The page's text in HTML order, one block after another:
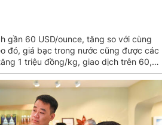
gần 60 USD/ounce, tăng so với cùng
đó, giá bạc trong nước cũng được các
1 triệu đồng/kg, giao dịch trên 60,7